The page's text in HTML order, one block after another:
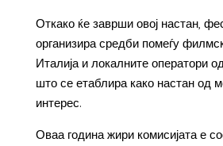
Откако ќе заврши овој настан,
организира средби помеѓу
Италија и локалните оператори
што се етаблира како настан од
интерес.
Оваа година жири комисијата е